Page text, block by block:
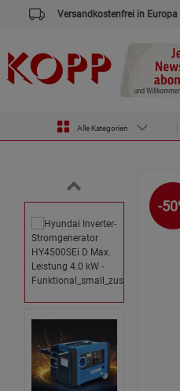
Versandkostenfrei in Europa
Alle Kategorien
Zur Startseite des Kopp Verlag
Versandrückläufer
-